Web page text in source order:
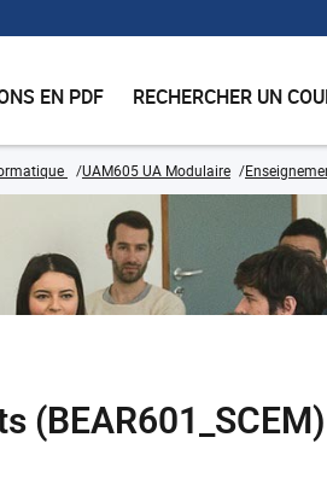
EN PDF RECHERCHER UN
UAM605 UA Modulaire
(BEAR601_SCEM)